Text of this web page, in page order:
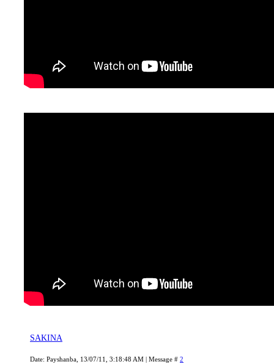
SAKINA
Date: Payshanba, 13/07/11, 3:18:48 AM | Message # 2